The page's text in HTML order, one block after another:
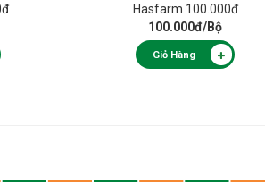
Hasfarm 100.000đ
100.000đ/Bộ
Giỏ Hàng